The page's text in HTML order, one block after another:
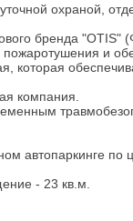
охраной,
бренда
и
которая
компания.
автопаркинге
- 23 кв.м.